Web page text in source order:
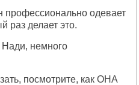
профессионально одевает
раз делает это.
Нади, немного
посмотрите, как ОНА